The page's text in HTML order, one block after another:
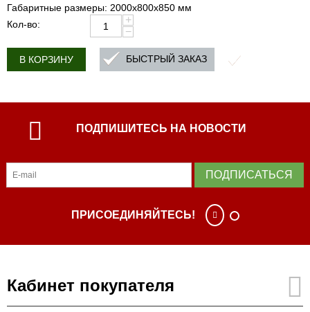
Габаритные размеры: 2000x800x850 мм
Кол-во:
+
−
В КОРЗИНУ БЫСТРЫЙ ЗАКАЗ
ПОДПИШИТЕСЬ НА НОВОСТИ
ПОДПИСАТЬСЯ
ПРИСОЕДИНЯЙТЕСЬ!
Кабинет покупателя